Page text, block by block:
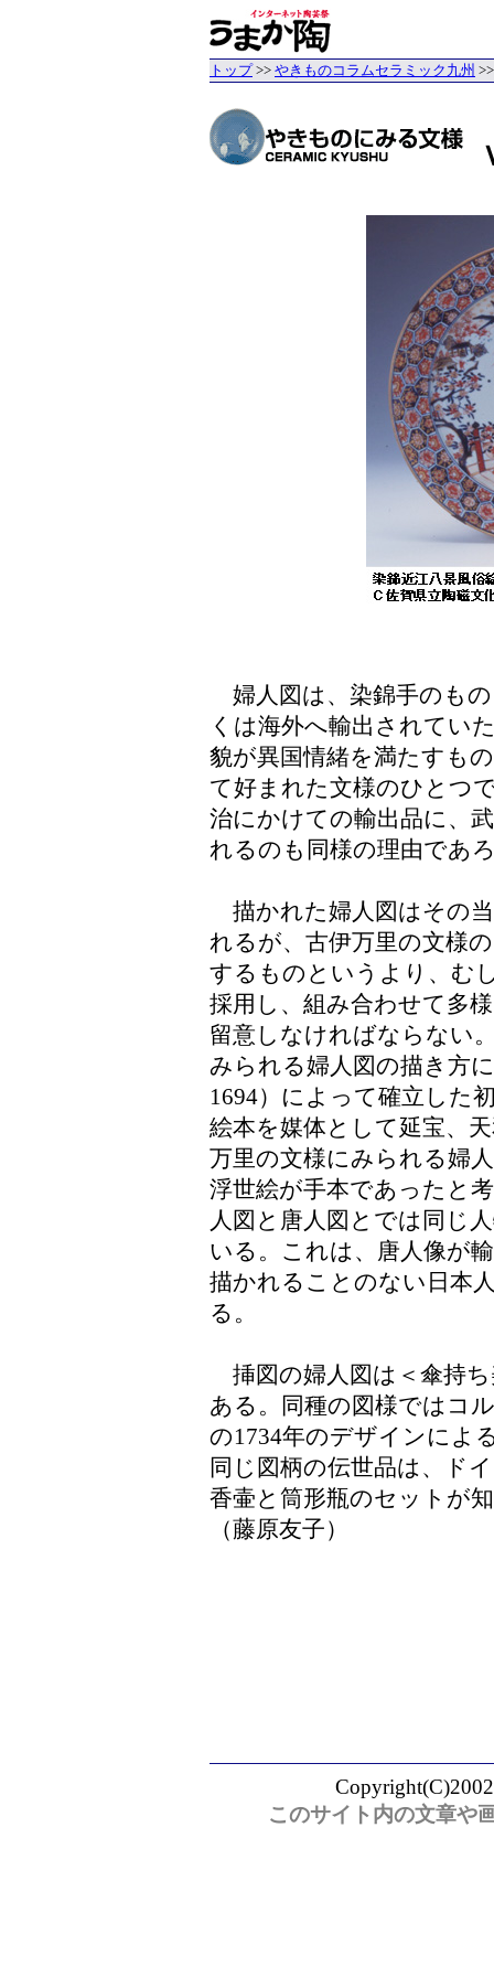
トップ>> やきものコラムセラミック九州
婦人図は、染錦手のも
くは海外へ輸出されてい
貌が異国情緒を満たすも
て好まれた文様のひとつ
治にかけての輸出品に、
れるのも同様の理由であ
描かれた婦人図はその
れるが、古伊万里の文様
するものというより、む
採用し、組み合わせて多
留意しなければならない
みられる婦人図の描き方
1694）によって確立した
絵本を媒体として延宝、
万里の文様にみられる婦
浮世絵が手本であったと
人図と唐人図とでは同じ
いる。これは、唐人像が
描かれることのない日本
る。
挿図の婦人図は＜傘持
ある。同種の図様ではコ
の1734年のデザインによ
同じ図柄の伝世品は、ド
香壷と筒形瓶のセットが
（藤原友子）
このサイト内の文章や